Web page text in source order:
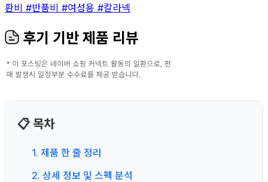
환비 #반품비 #여성용 #칼라넥
후기 기반 제품 리뷰
📋 목차
1. 제품 한 줄 정리
2. 상세 정보 및 스펙 분석